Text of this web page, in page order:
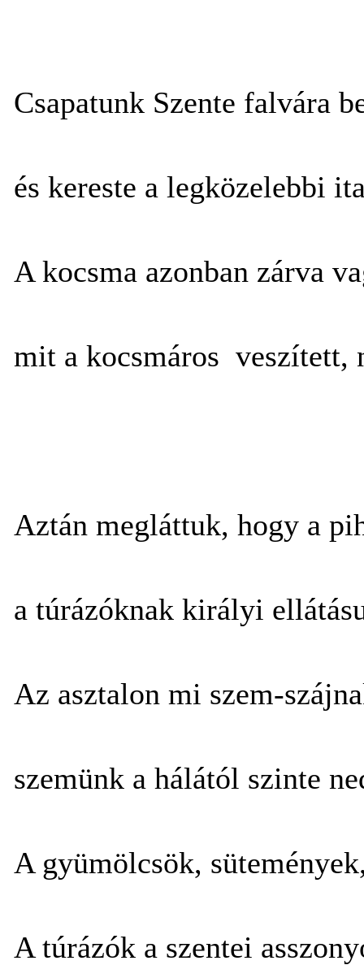
Csapatunk Szente falvára
és kereste a legközelebbi
A kocsma azonban zárva
mit a kocsmáros veszített,
Aztán megláttuk, hogy a
a túrázóknak királyi
Az asztalon mi szem-
szemünk a hálától szinte
A gyümölcsök,
A túrázók a szentei